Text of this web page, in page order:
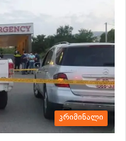
კრიმინალი